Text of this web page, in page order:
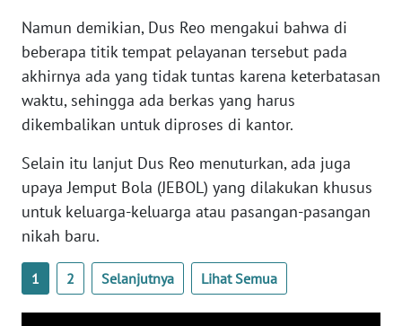
Namun demikian, Dus Reo mengakui bahwa di
beberapa titik tempat pelayanan tersebut pada
akhirnya ada yang tidak tuntas karena keterbatasan
waktu, sehingga ada berkas yang harus
dikembalikan untuk diproses di kantor.
Selain itu lanjut Dus Reo menuturkan, ada juga
upaya Jemput Bola (JEBOL) yang dilakukan khusus
untuk keluarga-keluarga atau pasangan-pasangan
nikah baru.
1 2 Selanjutnya Lihat Semua
BARAT
WN
RIAU
WN
SERAMBI
WN